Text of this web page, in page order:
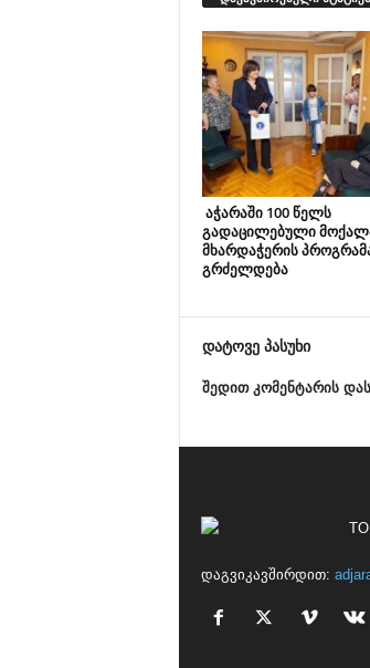
აჭარაში 100 წელს
გადაცილებული
მხარდაჭერის
გრძელდება
დატოვე პასუხი
შედით კომენტარის
დაგვიკავშირდით: